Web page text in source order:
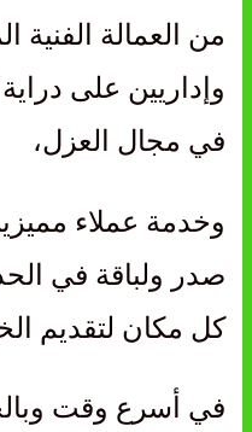
من العمالة الفنية
وإداريين على
في مجال العزل،
وخدمة عملاء
صدر ولباقة في
كل مكان لتقديم
في أسرع وقت